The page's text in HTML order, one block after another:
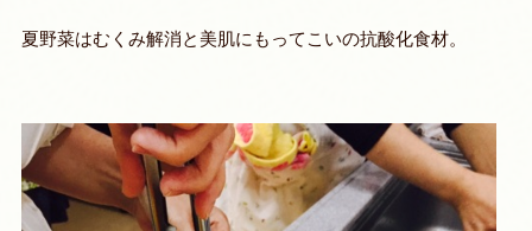
夏野菜はむくみ解消と美肌にもってこいの抗酸化食材。